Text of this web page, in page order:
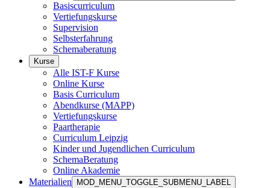
Basiscurriculum
Vertiefungskurse
Supervision
Selbsterfahrung
Schemaberatung
Kurse
Alle IST-F Kurse
Online Kurse
Basis Curriculum
Abendkurse (MAPP)
Vertiefungskurse
Paartherapie
Curriculum Leipzig
Kinder und Jugendlichen Curriculum
SchemaBeratung
Online Akademie
Materialien
MOD_MENU_TOGGLE_SUBMENU_LABEL